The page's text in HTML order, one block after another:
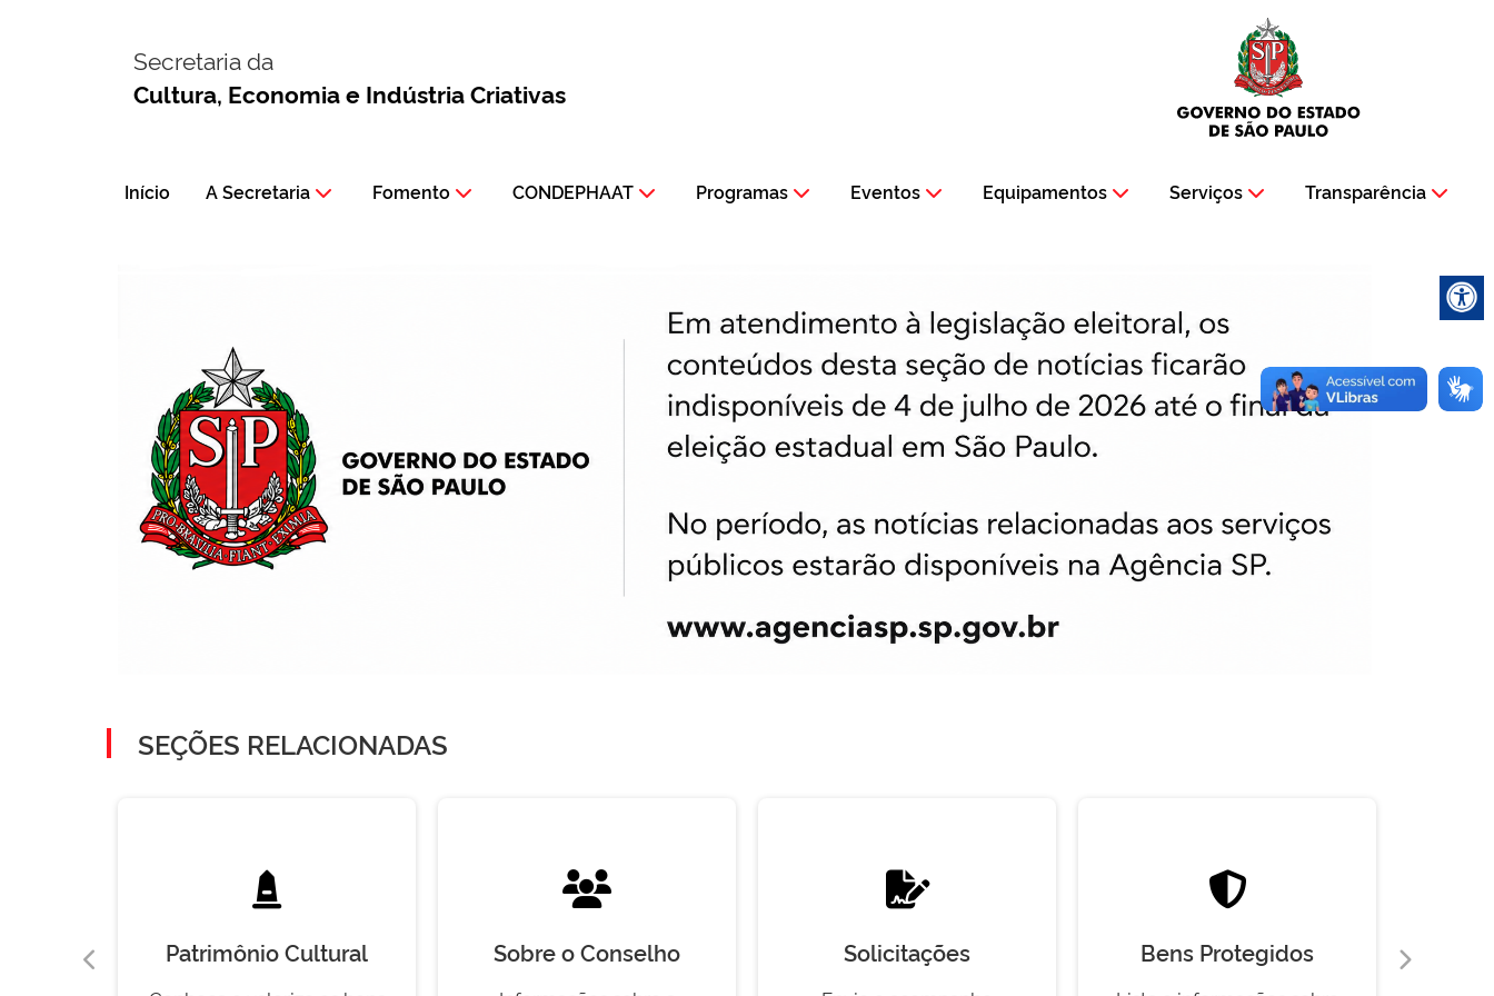
Secretaria da
Cultura, Economia e Indústria Criativas
Início A Secretaria Fomento CONDEPHAAT Programas Eventos Equipamentos Serviços Transparência
SEÇÕES RELACIONADAS
Patrimônio Cultural Sobre o Conselho Solicitações Bens Protegidos